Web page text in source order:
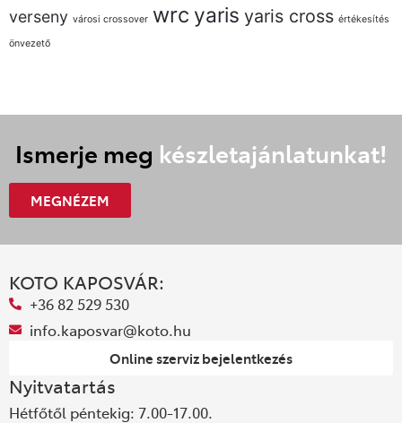
verseny városi crossover wrc yaris yaris cross értékesítés
önvezető
Ismerje meg készletajánlatunkat!
MEGNÉZEM
KOTO KAPOSVÁR:
+36 82 529 530
info.kaposvar@koto.hu
Online szerviz bejelentkezés
Nyitvatartás
Hétfőtől péntekig: 7.00-17.00.